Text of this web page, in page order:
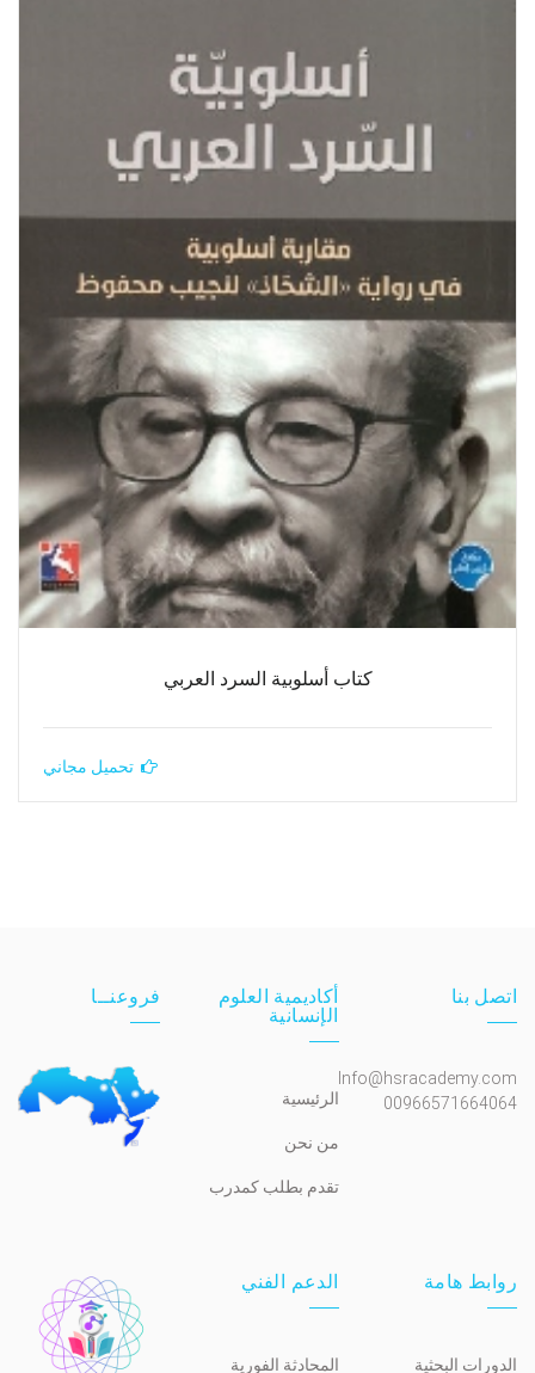
كتاب أسلوبية السرد العربي
تحميل مجاني
اتصل بنا
Info@hsracademy.com
00966571664064
أكاديمية العلوم
الإنسانية
الرئيسية
من نحن
تقدم بطلب كمدرب
فروعنــا
روابط هامة
الدورات البحثية
الدعم الفني
المحادثة الفورية